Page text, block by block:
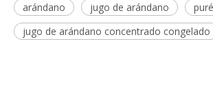
arándano jugo de arándano
jugo de arándano concentrado congelado